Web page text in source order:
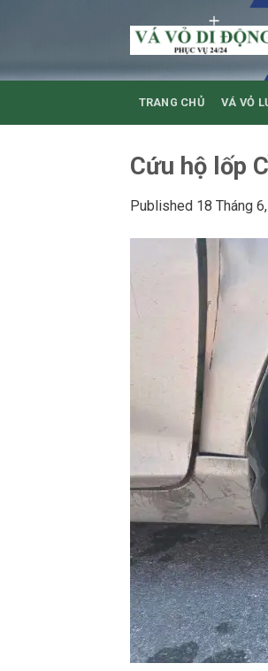
TRANG CHỦ VÁ VỎ
Cứu hộ lốp
Published 18 Tháng